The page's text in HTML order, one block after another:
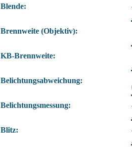
Blende:
Brennweite (Objektiv):
KB-Brennweite:
Belichtungsabweichung:
Belichtungsmessung:
Blitz: